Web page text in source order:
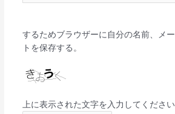
するためブラウザーに自分の名前、メ
トを保存する。
上に表示された文字を入力してください